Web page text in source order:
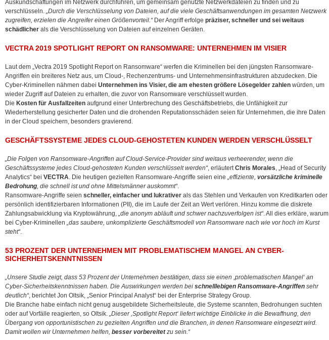
Auskundschaftungen im Netzwerk durchführen, um gemeinsam genutzte Netzwerkdateien zu finden und zu
verschlüsseln. „Durch die Verschlüsselung von Dateien, auf die viele Geschäftsanwendungen im gesamten Netzwerk
zugreifen, erzielen die Angreifer einen Größenvorteil.“Der Angriff erfolge präziser, schneller und sei weitaus
schädlicher als die Verschlüsselung von Dateien auf einzelnen Geräten.
VECTRA 2019 SPOTLIGHT REPORT ON RANSOMWARE: UNTERNEHMEN IM VISIER
Laut dem „Vectra 2019 Spotlight Report on Ransomware“ werfen die Kriminellen bei den jüngsten Ransomware-
Angriffen ein breiteres Netz aus, um Cloud-, Rechenzentrums- und Unternehmensinfrastrukturen abzudecken. Die
Cyber-Kriminellen nähmen dabei Unternehmen ins Visier, die am ehesten größere Lösegelder zahlen würden, um
wieder Zugriff auf Dateien zu erhalten, die zuvor von Ransomware verschlüsselt wurden.
Die Kosten für Ausfallzeiten aufgrund einer Unterbrechung des Geschäftsbetriebs, die Unfähigkeit zur
Wiederherstellung gesicherter Daten und die drohenden Reputationsschäden seien für Unternehmen, die ihre Daten
in der Cloud speichern, besonders gravierend.
GESCHÄFTSSYSTEME JEDES CLOUD-GEHOSTETEN KUNDEN WERDEN VERSCHLÜSSELT
„Die Folgen von Ransomware-Angriffen auf Cloud-Service-Provider sind weitaus verheerender, wenn die
Geschäftssysteme jedes Cloud-gehosteten Kunden verschlüsselt werden“, erläutertChris Morales, „Head of Security
Analytics“ bei VECTRA. Die heutigen gezielten Ransomware-Angriffe seien eine „effiziente, vorsätzliche kriminelle
Bedrohung, die schnell ist und ohne Mittelsmänner auskommt“.
Ransomware-Angriffe seien schneller, einfacher und lukrativer als das Stehlen und Verkaufen von Kreditkarten oder
persönlich identifizierbaren Informationen (PII), die im Laufe der Zeit an Wert verlören. Hinzu komme die diskrete
Zahlungsabwicklung via Kryptowährung, „die anonym abläuft und schwer nachzuverfolgen ist“. All dies erkläre, warum
bei Cyber-Kriminellen „das saubere, unkomplizierte Geschäftsmodell von Ransomware nach wie vor hoch im Kurst
steht“.
53 PROZENT DER UNTERNEHMEN MIT PROBLEMATISCHEM MANGEL AN CYBER-
SICHERHEITSKENNTNISSEN
„Unsere Studie zeigt, dass 53 Prozent der Unternehmen bestätigen, dass sie einen ,problematischen Mangel‘ an
Cyber-Sicherheitskenntnissen haben. Die Auswirkungen werden bei schnelllebigen Ransomware-Angriffen sehr
deutlich“, berichtet Jon Oltsik, „Senior Principal Analyst“ bei der Enterprise Strategy Group.
Die Branche habe einfach nicht genug ausgebildete Sicherheitsleute, die Systeme scannten, Bedrohungen suchten
oder auf Vorfälle reagierten, so Oltsik. „Dieser ,Spotlight Report‘ liefert wichtige Einblicke in die Bewaffnung, den
Übergang von opportunistischen zu gezielten Angriffen und die Branchen, in denen Ransomware eingesetzt wird.
Damit wollen wir Unternehmen helfen, besser vorbereitetzu sein.“